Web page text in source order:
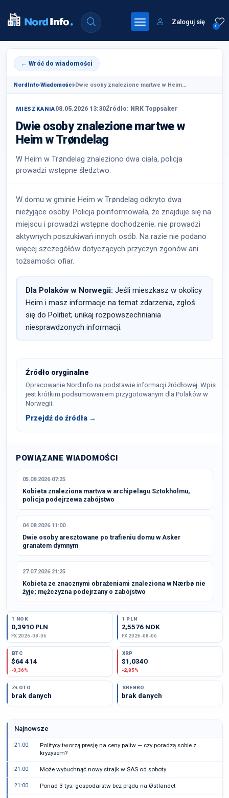
0
Zaloguj się
← Wróć do wiadomości
NordInfo›Wiadomości›Dwie osoby znalezione martwe w Heim...
MIESZKANIA08.05.2026 13:30Źródło: NRK Toppsaker
Dwie osoby znalezione martwe w
Heim w Trøndelag
W Heim w Trøndelag znaleziono dwa ciała, policja
prowadzi wstępne śledztwo.
W domu w gminie Heim w Trøndelag odkryto dwa
nieżyjące osoby. Policja poinformowała, że znajduje się na
miejscu i prowadzi wstępne dochodzenie; nie prowadzi
aktywnych poszukiwań innych osób. Na razie nie podano
więcej szczegółów dotyczących przyczyn zgonów ani
tożsamości ofiar.
Dla Polaków w Norwegii: Jeśli mieszkasz w okolicy
Heim i masz informacje na temat zdarzenia, zgłoś
się do Politiet; unikaj rozpowszechniania
niesprawdzonych informacji.
Źródło oryginalne
Opracowanie NordInfo na podstawie informacji źródłowej. Wpis
jest krótkim podsumowaniem przygotowanym dla Polaków w
Norwegii.
Przejdź do źródła →
POWIĄZANE WIADOMOŚCI
05.08.2026 07:25
Kobieta znaleziona martwa w archipelagu Sztokholmu,
policja podejrzewa zabójstwo
04.08.2026 11:00
Dwie osoby aresztowane po trafieniu domu w Asker
granatem dymnym
27.07.2026 21:25
Kobieta ze znacznymi obrażeniami znaleziona w Nærbø nie
żyje; mężczyzna podejrzany o zabójstwo
1 NOK
0,3910 PLN
FX 2026-08-06
1 PLN
2,5576 NOK
FX 2026-08-06
BTC
$64 414
-0,36%
XRP
$1,0340
-2,85%
ZŁOTO
brak danych
SREBRO
brak danych
Najnowsze
21:00
Politycy tworzą presję na ceny paliw — czy poradzą sobie z
kryzysem?
21:00 Może wybuchnąć nowy strajk w SAS od soboty
21:00 Ponad 3 tys. gospodarstw bez prądu na Østlandet